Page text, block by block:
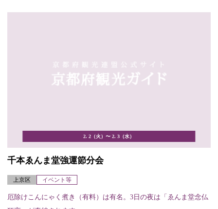
2. 2（火）〜 2. 3（水）
千本ゑんま堂強運節分会
上京区 イベント等
厄除けこんにゃく煮き（有料）は有名。3日の夜は「ゑんま堂念仏